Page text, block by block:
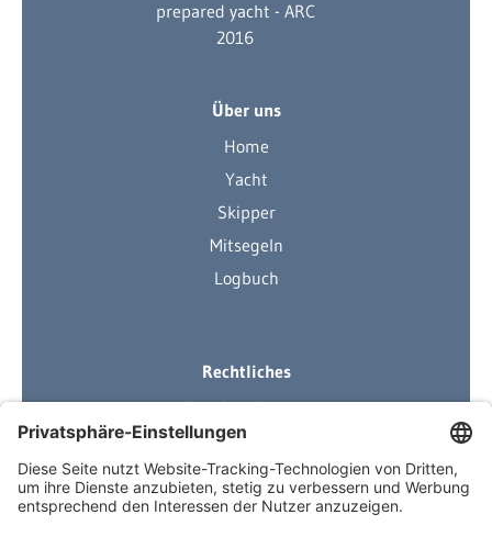
Über uns
Home
Yacht
Skipper
Mitsegeln
Logbuch
Rechtliches
Ihre Ausrüstung
Impressum
Datenschutzerklärung
AGB